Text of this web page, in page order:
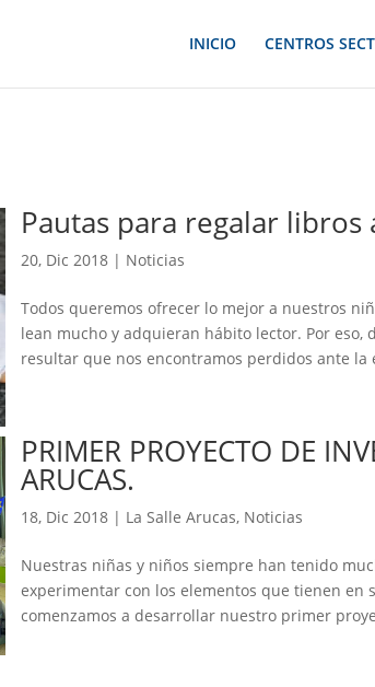
INICIO CENTROS
Pautas para regalar libros
20, Dic 2018 | Noticias
Todos queremos ofrecer lo mejor a nuestros
lean mucho y adquieran hábito lector. Por eso,
resultar que nos encontramos perdidos ante la
PRIMER PROYECTO DE
ARUCAS.
18, Dic 2018 | La Salle Arucas, Noticias
Nuestras niñas y niños siempre han tenido
experimentar con los elementos que tienen en
comenzamos a desarrollar nuestro primer